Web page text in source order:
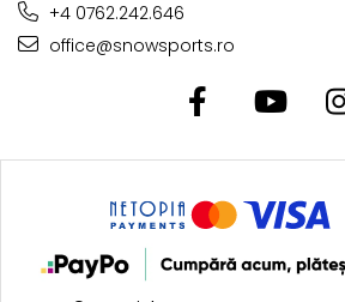
+4 0762.242.646
office@snowsports.ro